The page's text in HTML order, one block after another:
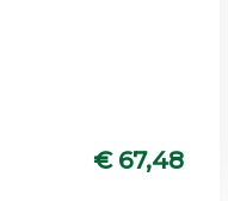
€ 67,48